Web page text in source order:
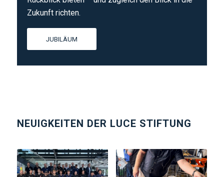
Zukunft richten.
JUBILÄUM
NEUIGKEITEN DER LUCE STIFTUNG